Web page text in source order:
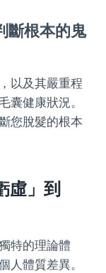
斷根本的鬼
以及其嚴重程
囊健康狀況。
您脫髮的根本
虛」到
特的理論體
人體質差異。